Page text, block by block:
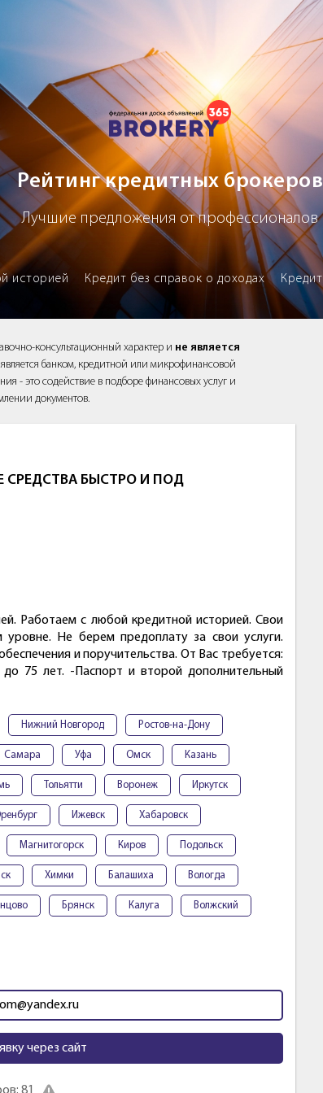
Рейтинг кредитных брокеров
Лучшие предложения от профессионалов
историей Кредит без справок о доходах
консультационный характер и не является
банком, кредитной или микрофинансовой
- это содействие в подборе финансовых услуг и
документов.
БЫСТРО И ПОД
Работаем с любой кредитной историей. Свои
Не берем предоплату за свои услуги.
и поручительства. От Вас требуется:
75 лет. -Паспорт и второй дополнительный
Нижний Новгород Ростов-на-Дону
Самара Уфа Омск Казань
Тольятти Воронеж Иркутск
Ижевск Хабаровск
Магнитогорск Киров Подольск
Химки Балашиха Вологда
Брянск Калуга Волжский
через сайт